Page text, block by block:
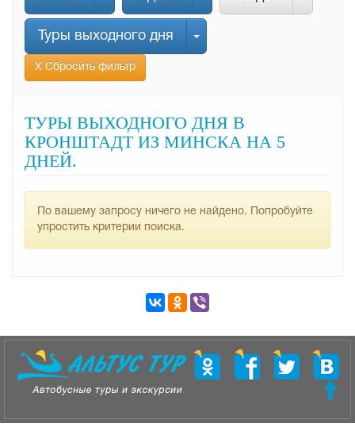
Туры выходного дня
Х Сбросить фильтр
ТУРЫ ВЫХОДНОГО ДНЯ В
КРОНШТАДТ ИЗ МИНСКА НА 5
ДНЕЙ.
По вашему запросу ничего не найдено. Попробуйте
упростить критерии поиска.